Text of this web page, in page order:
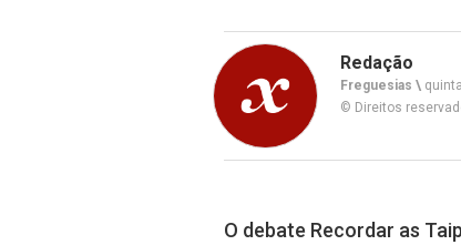
Redação
Freguesias \
© Direitos
O debate Recordar as